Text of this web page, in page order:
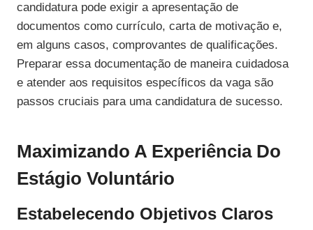
candidatura pode exigir a apresentação de
documentos como currículo, carta de motivação e,
em alguns casos, comprovantes de qualificações.
Preparar essa documentação de maneira cuidadosa
e atender aos requisitos específicos da vaga são
passos cruciais para uma candidatura de sucesso.
Maximizando A Experiência Do
Estágio Voluntário
Estabelecendo Objetivos Claros